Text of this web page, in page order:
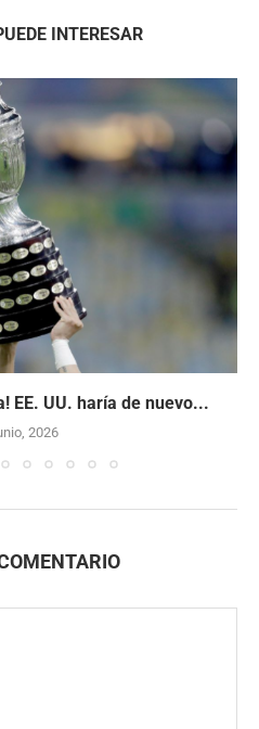
INTERESAR
EE. UU. haría de nuevo...
2026